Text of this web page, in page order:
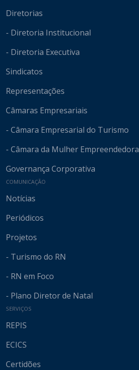
Diretorias
- Diretoria Institucional
- Diretoria Executiva
Sindicatos
Representações
Câmaras Empresariais
- Câmara Empresarial do Turismo
- Câmara da Mulher Empreendedora
Governança Corporativa
COMUNICAÇÃO
Notícias
Periódicos
Projetos
- Turismo do RN
- RN em Foco
- Plano Diretor de Natal
SERVIÇOS
REPIS
ECICS
Certidões